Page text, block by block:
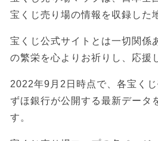
宝くじ売り場の情報を収録した
宝くじ公式サイトとは一切関係
の繁栄を心よりお祈りし、応援
2022年9月2日時点で、各宝く
ずほ銀行が公開する最新データ
す。